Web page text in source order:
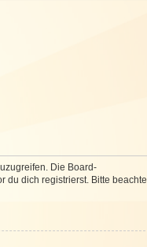
Die Board-
du dich registrierst. Bitte beachte